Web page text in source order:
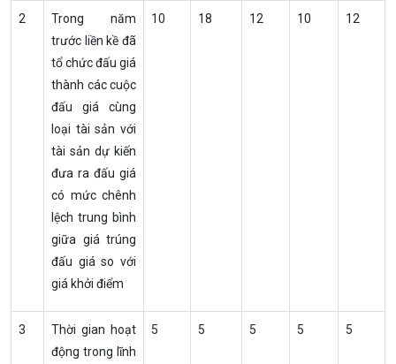
2
Trong năm
trước liền kề đã
tổ chức đấu giá
thành các cuộc
đấu giá cùng
loại tài sản với
tài sản dự kiến
đưa ra đấu giá
có mức chênh
lệch trung bình
giữa giá trúng
đấu giá so với
giá khởi điểm
10 18 12 10 12
3
Thời gian hoạt
động trong lĩnh
5 5 5 5 5